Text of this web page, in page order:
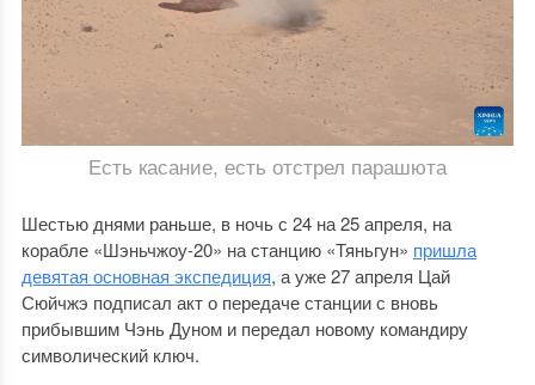
Есть касание, есть отстрел парашюта
Шестью днями раньше, в ночь с 24 на 25 апреля, на
корабле «Шэньчжоу-20» на станцию «Тяньгун» пришла
девятая основная экспедиция, а уже 27 апреля Цай
Сюйчжэ подписал акт о передаче станции с вновь
прибывшим Чэнь Дуном и передал новому командиру
символический ключ.